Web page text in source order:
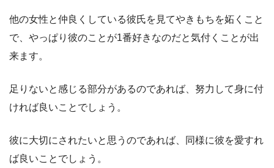
他の女性と仲良くしている彼氏を見てやきもちを妬くこと
で、やっぱり彼のことが1番好きなのだと気付くことが出
来ます。
足りないと感じる部分があるのであれば、努力して身に付
ければ良いことでしょう。
彼に大切にされたいと思うのであれば、同様に彼を愛すれ
ば良いことでしょう。